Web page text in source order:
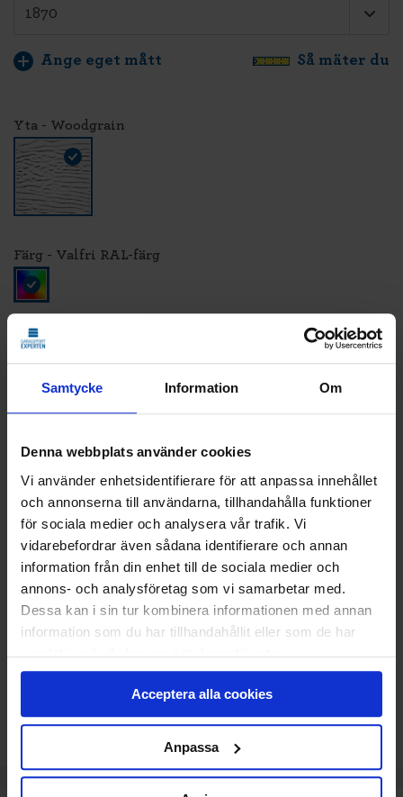
Samtycke Information Om
Denna webbplats använder cookies
Vi använder enhetsidentifierare för att anpassa innehållet
och annonserna till användarna, tillhandahålla funktioner
för sociala medier och analysera vår trafik. Vi
vidarebefordrar även sådana identifierare och annan
information från din enhet till de sociala medier och
annons- och analysföretag som vi samarbetar med.
Dessa kan i sin tur kombinera informationen med annan
information som du har tillhandahållit eller som de har
samlat in när du har använt deras tjänster.
Acceptera alla cookies
Anpassa
Ange eget mått Så mäter du
Yta - Woodgrain
Färg - Valfri RAL-färg
STANDARDMONTAGE
Vi monterar och CE-märker din nya port.
Den gamla tar vi med och återvinner åt dig.
standardmontage.
Pris 42 500
Delbetala med Svea(
Lägg i varukorg
Beräknad leveranstid på offert. Vid montering är
leveranstiden något längre.